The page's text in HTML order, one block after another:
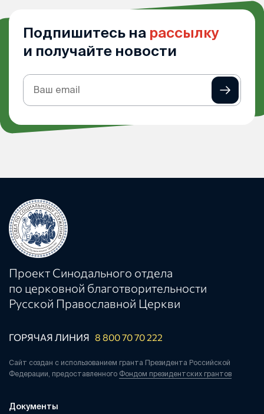
Подпишитесь на рассылку
и получайте новости
Подписка
на
Проект Синодального отдела
по церковной благотворительности
Русской Православной Церкви
ГОРЯЧАЯ ЛИНИЯ 8 800 70 70 222
Сайт создан с использованием гранта Президента Российской
Федерации, предоставленного Фондом президентских грантов
Документы